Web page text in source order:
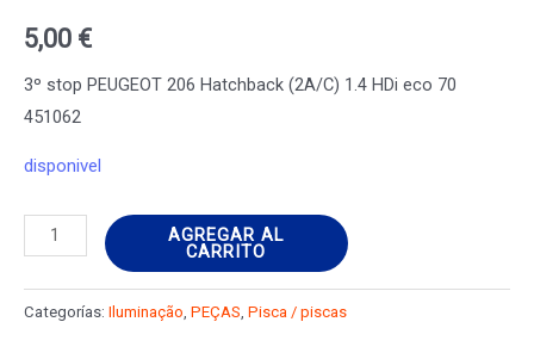
5,00 €
3º stop PEUGEOT 206 Hatchback (2A/C) 1.4 HDi eco 70
451062
disponivel
stop
PEUGEOT
AGREGAR AL
CARRITO
Categorías: Iluminação PEÇAS Pisca / piscas